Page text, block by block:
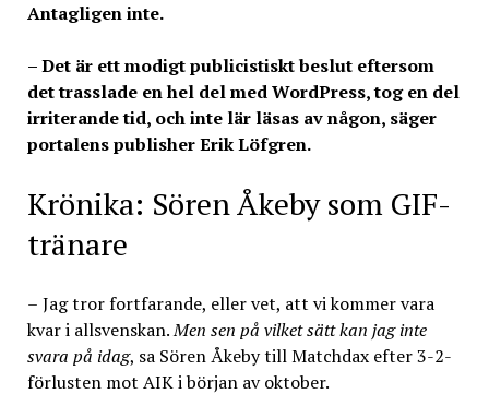
Antagligen inte.
– Det är ett modigt publicistiskt beslut eftersom
det trasslade en hel del med WordPress, tog en del
irriterande tid, och inte lär läsas av någon, säger
portalens publisher Erik Löfgren.
Krönika: Sören Åkeby som GIF-
tränare
– Jag tror fortfarande, eller vet, att vi kommer vara
kvar i allsvenskan.Men sen på vilket sätt kan jag inte
svara på idag, sa Sören Åkeby till Matchdax efter 3-2-
förlusten mot AIK i början av oktober.